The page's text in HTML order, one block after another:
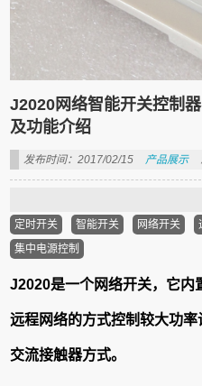
J2020网络智能开关控制
及功能介绍
发布时间：2017/02/15 产品展示
定时开关 智能开关 网络开关
集中电源控制
J2020是一个网络开关，它内
远程网络的方式控制较大功
交流接触器方式。